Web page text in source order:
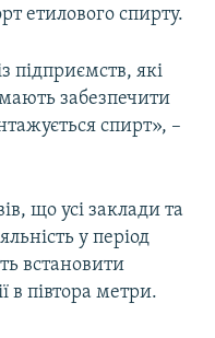
етилового спирту.
підприємств, які
забезпечити
спирт», –
що усі заклади та
у період
встановити
в півтора метри.